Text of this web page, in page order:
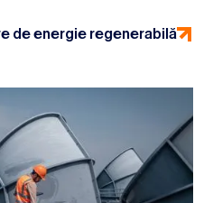
de energie regenerabilă